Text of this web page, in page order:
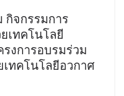
กิจกรรมการ
เทคโนโลยี
รงการอบรมร่วม
ทคโนโลยีอวกาศ